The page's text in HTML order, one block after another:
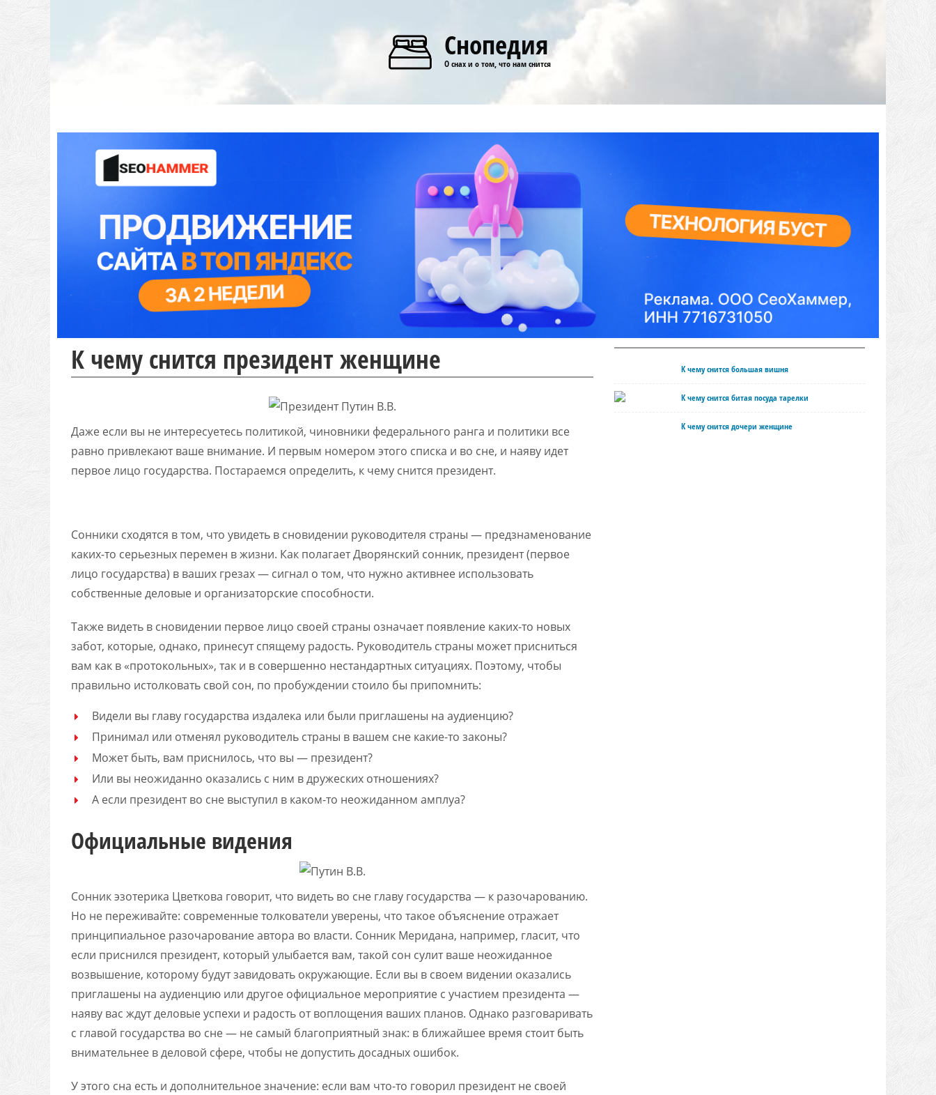
Снопедия
О снах и о том, что нам снится
К чему снится президент женщине
Даже если вы не интересуетесь политикой, чиновники федерального ранга и политики все
равно привлекают ваше внимание. И первым номером этого списка и во сне, и наяву идет
первое лицо государства. Постараемся определить, к чему снится президент.
Сонники сходятся в том, что увидеть в сновидении руководителя страны — предзнаменование
каких-то серьезных перемен в жизни. Как полагает Дворянский сонник, президент (первое
лицо государства) в ваших грезах — сигнал о том, что нужно активнее использовать
собственные деловые и организаторские способности.
Также видеть в сновидении первое лицо своей страны означает появление каких-то новых
забот, которые, однако, принесут спящему радость. Руководитель страны может присниться
вам как в «протокольных», так и в совершенно нестандартных ситуациях. Поэтому, чтобы
правильно истолковать свой сон, по пробуждении стоило бы припомнить:
Видели вы главу государства издалека или были приглашены на аудиенцию?
Принимал или отменял руководитель страны в вашем сне какие-то законы?
Может быть, вам приснилось, что вы — президент?
Или вы неожиданно оказались с ним в дружеских отношениях?
А если президент во сне выступил в каком-то неожиданном амплуа?
Официальные видения
Сонник эзотерика Цветкова говорит, что видеть во сне главу государства — к разочарованию.
Но не переживайте: современные толкователи уверены, что такое объяснение отражает
принципиальное разочарование автора во власти. Сонник Меридана, например, гласит, что
если приснился президент, который улыбается вам, такой сон сулит ваше неожиданное
возвышение, которому будут завидовать окружающие. Если вы в своем видении оказались
приглашены на аудиенцию или другое официальное мероприятие с участием президента —
наяву вас ждут деловые успехи и радость от воплощения ваших планов. Однако разговаривать
с главой государства во сне — не самый благоприятный знак: в ближайшее время стоит быть
внимательнее в деловой сфере, чтобы не допустить досадных ошибок.
У этого сна есть и дополнительное значение: если вам что-то говорил президент не своей
К чему снится большая вишня
К чему снится битая посуда тарелки
К чему снится дочери женщине